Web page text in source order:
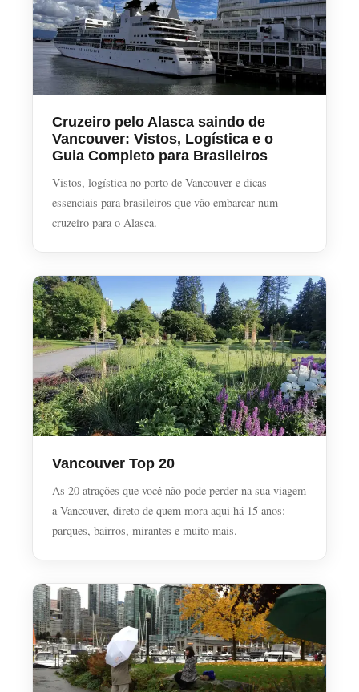
Cruzeiro pelo Alasca saindo de
Vancouver: Vistos, Logística e o
Guia Completo para Brasileiros
Vistos, logística no porto de Vancouver e dicas
essenciais para brasileiros que vão embarcar num
cruzeiro para o Alasca.
Vancouver Top 20
As 20 atrações que você não pode perder na sua viagem
a Vancouver, direto de quem mora aqui há 15 anos:
parques, bairros, mirantes e muito mais.